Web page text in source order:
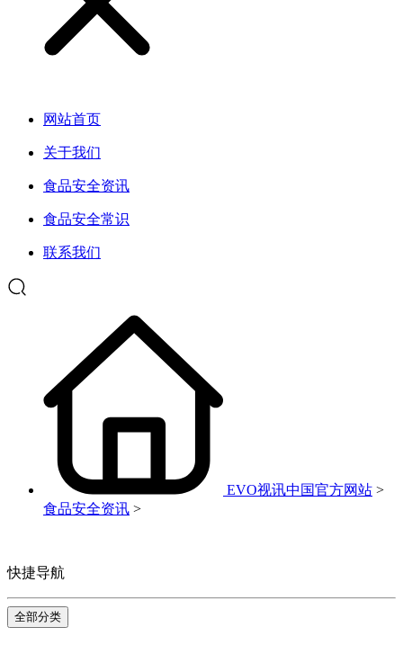
网站首页
关于我们
食品安全资讯
食品安全常识
联系我们
EVO视讯中国官方网站 >
食品安全资讯 >
快捷导航
全部分类